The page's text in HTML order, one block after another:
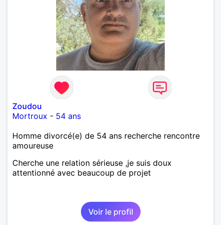
Zoudou
Mortroux - 54 ans
Homme divorcé(e) de 54 ans recherche rencontre
amoureuse
Cherche une relation sérieuse ,je suis doux
attentionné avec beaucoup de projet
Voir le profil